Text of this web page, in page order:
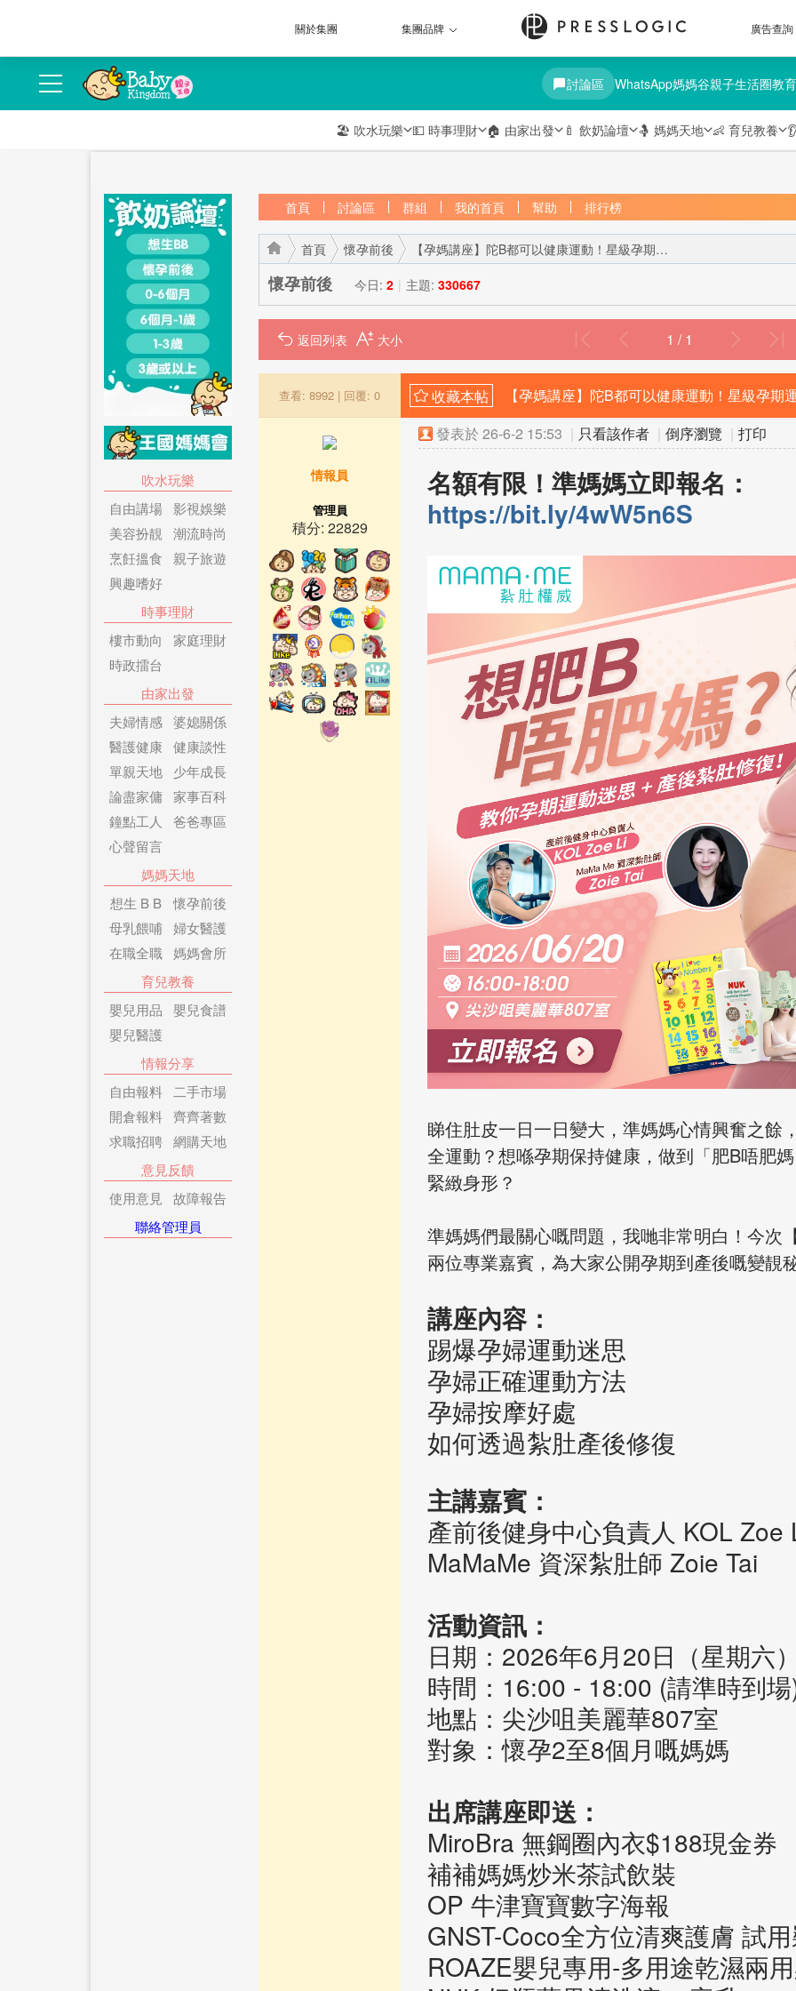
關於集團 集團品牌 廣告查詢
討論區 WhatsApp媽媽谷親子生活圈教
🏖️ 吹水玩樂 💵 時事理財 🏠 由家出發 🍼 飲奶論壇 🤱 媽媽天地 👶 育兒教養 👂
吹水玩樂
自由講場 影視娛樂
美容扮靚
潮流時尚
烹飪搵食
親子旅遊
興趣嗜好
時事理財
樓市動向
家庭理財
時政擂台
由家出發
夫婦情感 婆媳關係
醫護健康
健康談性
單親天地
少年成長
論盡家傭
家事百科
鐘點工人
爸爸專區
心聲留言
媽媽天地
想生 B B
懷孕前後
母乳餵哺 婦女醫護
在職全職
媽媽會所
育兒教養
嬰兒用品
嬰兒食譜
嬰兒醫護
情報分享
自由報料
二手市場
開倉報料 齊齊著數
求職招聘
網購天地
意見反饋
使用意見
故障報告
聯絡管理員
首頁 討論區 群組 我的首頁 幫助 排行榜
首頁
›
懷孕前後 【孕媽講座】陀B都可以健康運動！星級孕期運動與紮肚示 ...
懷孕前後 今日: 2 | 主題: 330667
返回列表 1 / 1
查看: 8992 | 回覆: 0 【孕媽講座】陀B都可以健康運動！星級孕期
情報員
管理員
積分: 22829
發表於 26-6-2 15:53 | 只看該作者 | 倒序瀏覽 | 打印
名額有限！準媽媽立即報名：
https://bit.ly/4wW5n6S
睇住肚皮一日一日變大，準媽媽心情興奮之餘
全運動？想喺孕期保持健康，做到「肥B唔肥
緊緻身形？
準媽媽們最關心嘅問題，我哋非常明白！今次
兩位專業嘉賓，為大家公開孕期到產後嘅變靚
講座內容：
踢爆孕婦運動迷思
孕婦正確運動方法
孕婦按摩好處
如何透過紮肚產後修復
主講嘉賓：
產前後健身中心負責人 KOL Zoe
MaMaMe 資深紮肚師 Zoie Tai
活動資訊：
日期：2026年6月20日（星期六
時間：16:00 - 18:00 (請準時到
地點：尖沙咀美麗華807室
對象：懷孕2至8個月嘅媽媽
出席講座即送：
MiroBra 無鋼圈內衣$188現金券
補補媽媽炒米茶試飲裝
OP 牛津寶寶數字海報
GNST-Coco全方位清爽護膚 試
ROAZE嬰兒專用-多用途乾濕兩